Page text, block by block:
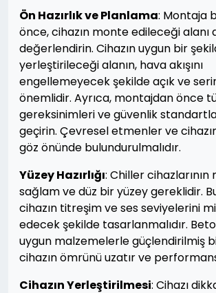
Ön Hazırlık ve Planlama: Montaja
önce, cihazın monte edileceği alanı
değerlendirin. Cihazın uygun bir
yerleştirileceği alanın, hava akışını
engellemeyecek şekilde açık ve
önemlidir. Ayrıca, montajdan önce
gereksinimleri ve güvenlik
geçirin. Çevresel etmenler ve cihazın
göz önünde bulundurulmalıdır.
Yüzey Hazırlığı: Chiller cihazlarının
sağlam ve düz bir yüzey gereklidir.
cihazın titreşim ve ses seviyelerini
edecek şekilde tasarlanmalıdır.
uygun malzemelerle güçlendirilmiş
cihazın ömrünü uzatır ve
Cihazın Yerleştirilmesi: Cihazı